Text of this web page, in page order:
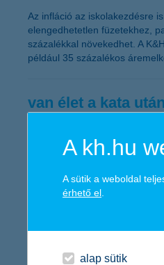
Az infláció az iskolakezdésre
elengedhetetlen füzetekhez,
százalékkal növekedhet. A
például 35 százalékos
van élet a kata után
2022.08.11.
között és megtalálni a
K&H:
kedvező kamat mellett
A kh.hu
A sütik a weboldal
érhető el
alap sütik